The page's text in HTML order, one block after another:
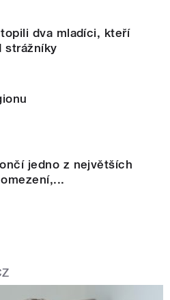
dva mladíci, kteří
strážníky
jedno z největších